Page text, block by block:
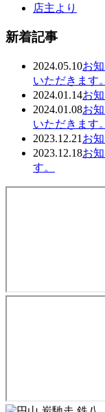
店主より
新着記事
2024.05.10お
いただきます。
2024.01.14お
2024.01.08お
いただきます。
2023.12.21 お
2023.12.18お
す。